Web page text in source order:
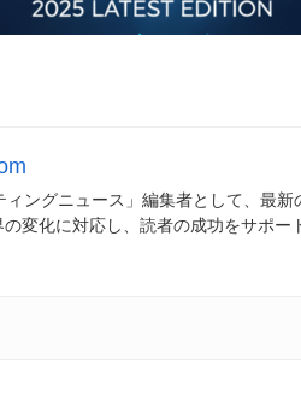
ィングニュース」編集者として、最
変化に対応し、読者の成功をサポー